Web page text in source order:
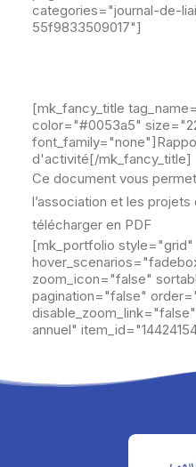
categories="journal-de-
55f9833509017"]
[mk_fancy_title
color="#0053a5"
d'activité[/mk_fancy_title]
Ce document vous
l’association et les projets
télécharger en PDF
[mk_portfolio style="grid"
zoom_icon="false"
pagination="false"
annuel"